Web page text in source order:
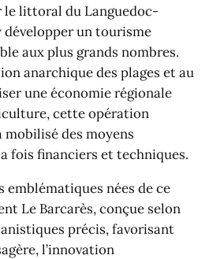
le littoral du Languedoc-
développer un tourisme
aux plus grands nombres.
anarchique des plages et au
une économie régionale
cette opération
mobilisé des moyens
fois financiers et techniques.
emblématiques nées de ce
Le Barcarès, conçue selon
précis, favorisant
l’innovation